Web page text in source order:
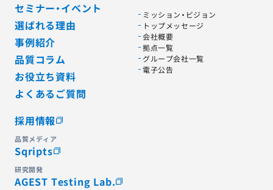
セミナー・イベント
選ばれる理由
事例紹介
品質コラム
お役立ち資料
よくあるご質問
ミッション・ビジョン
トップメッセージ
会社概要
拠点一覧
グループ会社一覧
電子公告
採用情報
品質メディア
Sqripts
研究開発
AGEST Testing Lab.